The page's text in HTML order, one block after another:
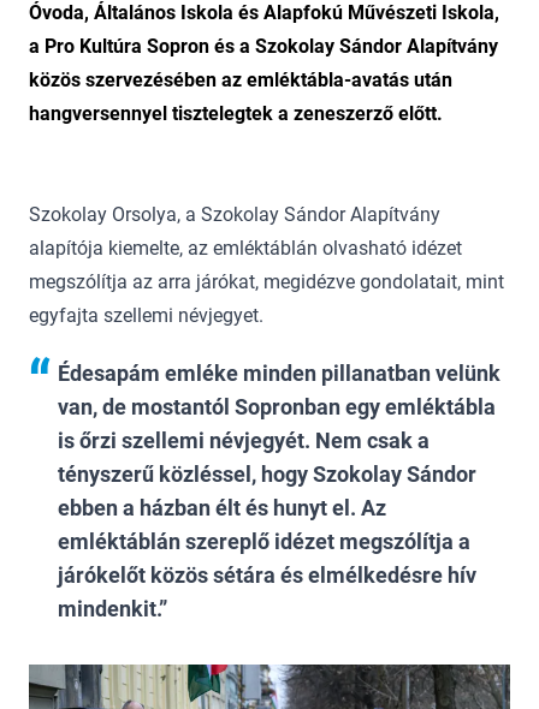
Óvoda, Általános Iskola és Alapfokú Művészeti Iskola,
a Pro Kultúra Sopron és a Szokolay Sándor Alapítvány
közös szervezésében az emléktábla-avatás után
hangversennyel tisztelegtek a zeneszerző előtt.
Szokolay Orsolya, a Szokolay Sándor Alapítvány
alapítója kiemelte, az emléktáblán olvasható idézet
megszólítja az arra járókat, megidézve gondolatait, mint
egyfajta szellemi névjegyet.
Édesapám emléke minden pillanatban velünk
van, de mostantól Sopronban egy emléktábla
is őrzi szellemi névjegyét. Nem csak a
tényszerű közléssel, hogy Szokolay Sándor
ebben a házban élt és hunyt el. Az
emléktáblán szereplő idézet megszólítja a
járókelőt közös sétára és elmélkedésre hív
mindenkit.